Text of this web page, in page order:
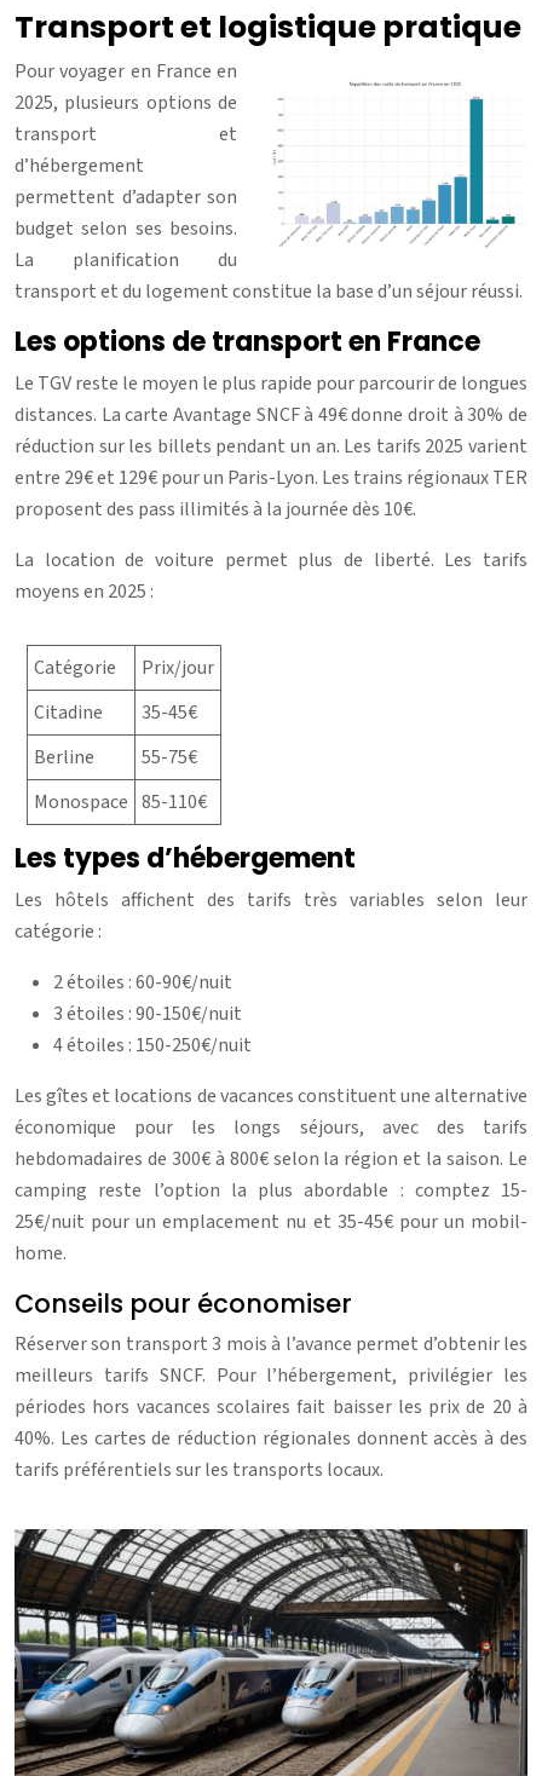
Transport et logistique pratique
Pour voyager en France en
2025, plusieurs options de
transport et
d’hébergement
permettent d’adapter son
budget selon ses besoins.
La planification du
transport et du logement constitue la base d’un séjour réussi.
Les options de transport en France
Le TGV reste le moyen le plus rapide pour parcourir de longues
distances. La carte Avantage SNCF à 49€ donne droit à 30% de
réduction sur les billets pendant un an. Les tarifs 2025 varient
entre 29€ et 129€ pour un Paris-Lyon. Les trains régionaux TER
proposent des pass illimités à la journée dès 10€.
La location de voiture permet plus de liberté. Les tarifs
moyens en 2025 :
Catégorie
Prix/jour
Citadine
35-45€
Berline
55-75€
Monospace 85-110€
Les types d’hébergement
Les hôtels affichent des tarifs très variables selon leur
catégorie :
2 étoiles : 60-90€/nuit
3 étoiles : 90-150€/nuit
4 étoiles : 150-250€/nuit
Les gîtes et locations de vacances constituent une alternative
économique pour les longs séjours, avec des tarifs
hebdomadaires de 300€ à 800€ selon la région et la saison. Le
camping reste l’option la plus abordable : comptez 15-
25€/nuit pour un emplacement nu et 35-45€ pour un mobil-
home.
Conseils pour économiser
Réserver son transport 3 mois à l’avance permet d’obtenir les
meilleurs tarifs SNCF. Pour l’hébergement, privilégier les
périodes hors vacances scolaires fait baisser les prix de 20 à
40%. Les cartes de réduction régionales donnent accès à des
tarifs préférentiels sur les transports locaux.